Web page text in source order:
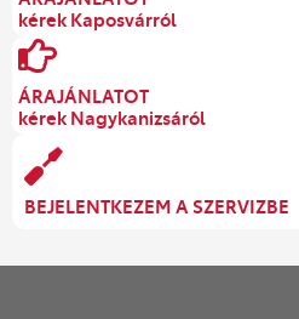
kérek Kaposvárról
ÁRAJÁNLATOT
kérek Nagykanizsáról
BEJELENTKEZEM A SZERVIZBE